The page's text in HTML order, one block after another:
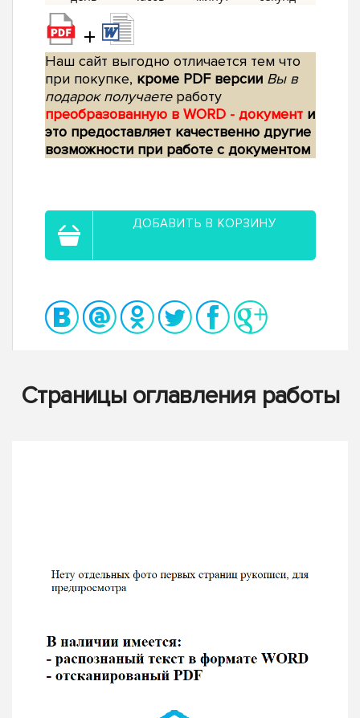
+
Наш сайт выгодно отличается тем что
при покупке, кроме PDF версии Вы в
подарок получаетеработу
преобразованную в WORD - документ и
это предоставляет качественно другие
возможности при работе с документом
ДОБАВИТЬ В КОРЗИНУ
Страницы оглавления работы